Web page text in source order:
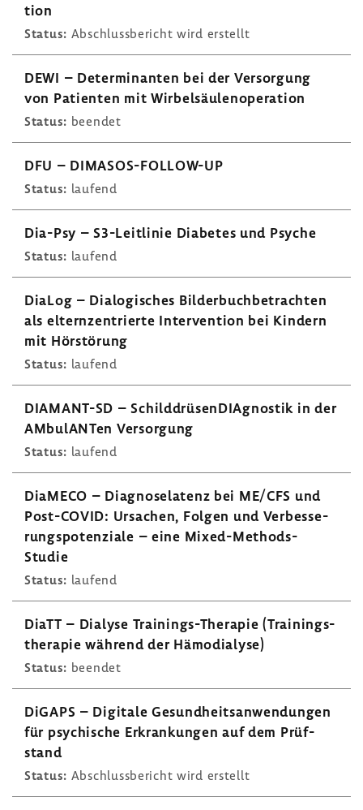
tion
Status: Abschluss­be­richt wird erstellt
DEWI – Deter­mi­nanten bei der Versor­gung
von Pati­enten mit Wirbel­säu­len­ope­ra­tion
Status: beendet
DFU – DIMASOS-​FOLLOW-UP
Status: laufend
Dia-Psy – S3-​Leitlinie Diabetes und Psyche
Status: laufend
DiaLog – Dialo­gi­sches Bilder­buch­be­trachten
als eltern­zen­trierte Inter­ven­tion bei Kindern
mit Hörstö­rung
Status: laufend
DIAMANT-​SD – Schild­drü­sen­DIA­gnostik in der
AMbu­lANTen Versor­gung
Status: laufend
DiaMECO – Diagno­se­la­tenz bei ME/CFS und
Post-​COVID: Ursa­chen, Folgen und Verbes­se­
rungs­po­ten­ziale – eine Mixed-​Methods-
Studie
Status: laufend
DiaTT – Dialyse Trainings-​Therapie (Trai­nings­
the­rapie während der Hämo­dia­lyse)
Status: beendet
DiGAPS – Digi­tale Gesund­heits­an­wen­dungen
für psychi­sche Erkran­kungen auf dem Prüf­
stand
Status: Abschluss­be­richt wird erstellt